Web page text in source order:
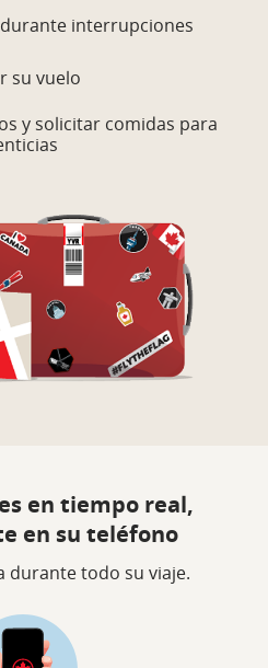
interrupciones
su vuelo
y solicitar comidas para
en tiempo real,
en su teléfono
durante todo su viaje.